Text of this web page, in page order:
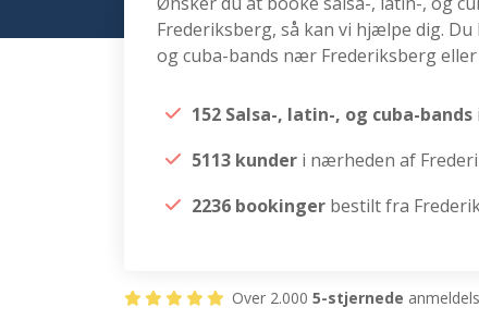
Frederiksberg, så kan vi hjælpe dig.
og cuba-bands nær Frederiksberg
152 Salsa-, latin-, og cuba-bands
5113 kunder i nærheden af
2236 bookinger bestilt fra
Over 2.000 5-stjernede